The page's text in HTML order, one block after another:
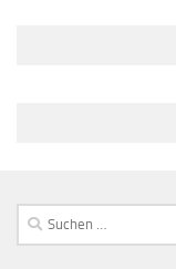
Suchen
nach: